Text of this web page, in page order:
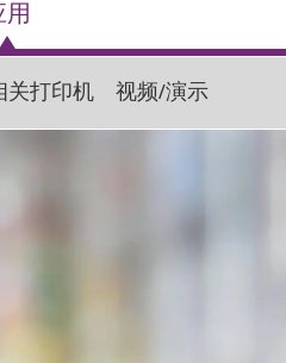
用
关打印机 视频/演示